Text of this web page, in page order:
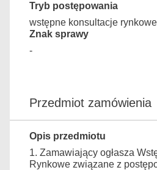
Tryb postępowania
wstępne konsultacje rynkowe
Znak sprawy
-
Przedmiot zamówienia
Opis przedmiotu
1. Zamawiający ogłasza
Rynkowe związane z